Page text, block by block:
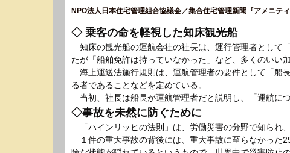
NPO法人日本住宅管理組合協議会／集合住宅管理新聞『アメニテ
◇ 乗客の命を軽視した知床観光船
知床の観光船の運航会社の社長は、運行管理者として
たが「船舶免許は持っていなかった」など、多くのいい
海上運送法施行規則は、運航管理者の要件として「船
る者であることなどを定めている。
当初、社長は船長が運航管理者だと説明し、「運航に
◇事故を未然に防ぐために
「ハインリッヒの法則」は、労働災害の分野で知られ
１件の重大事故の背後には、重大事故に至らなかった